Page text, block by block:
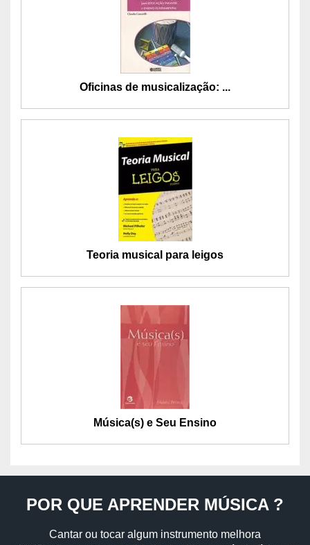
Oficinas de musicalização: ...
Teoria musical para leigos
Música(s) e Seu Ensino
POR QUE APRENDER MÚSICA ?
Cantar ou tocar algum instrumento melhora